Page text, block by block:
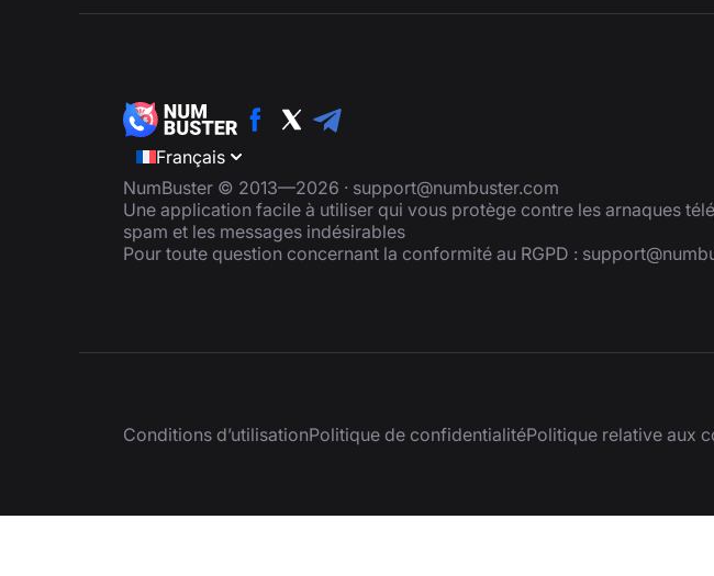
Français
NumBuster © 2013—2026 · support@numbuster.com
Une application facile à utiliser qui vous protège contre les arnaques
spam et les messages indésirables
Pour toute question concernant la conformité au RGPD :
Conditions d’utilisationPolitique de confidentialitéPolitique relative aux